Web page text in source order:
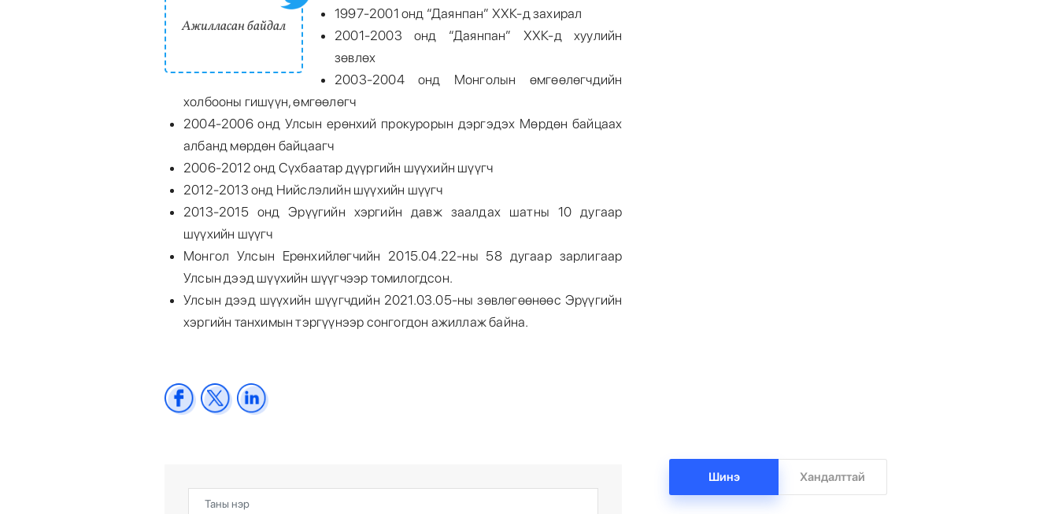
Ажилласан байдал
1997-2001 онд “Даянпан” ХХК-д захирал
2001-2003 онд “Даянпан” ХХК-д хуулийн
зөвлөх
2003-2004 онд Монголын өмгөөлөгчдийн
холбооны гишүүн, өмгөөлөгч
2004-2006 онд Улсын ерөнхий прокурорын дэргэдэх Мөрдөн байцаах
албанд мөрдөн байцаагч
2006-2012 онд Сүхбаатар дүүргийн шүүхийн шүүгч
2012-2013 онд Нийслэлийн шүүхийн шүүгч
2013-2015 онд Эрүүгийн хэргийн давж заалдах шатны 10 дугаар
шүүхийн шүүгч
Монгол Улсын Ерөнхийлөгчийн 2015.04.22-ны 58 дугаар зарлигаар
Улсын дээд шүүхийн шүүгчээр томилогдсон.
Улсын дээд шүүхийн шүүгчдийн 2021.03.05-ны зөвлөгөөнөөс Эрүүгийн
хэргийн танхимын тэргүүнээр сонгогдон ажиллаж байна.
Шинэ Хандалттай